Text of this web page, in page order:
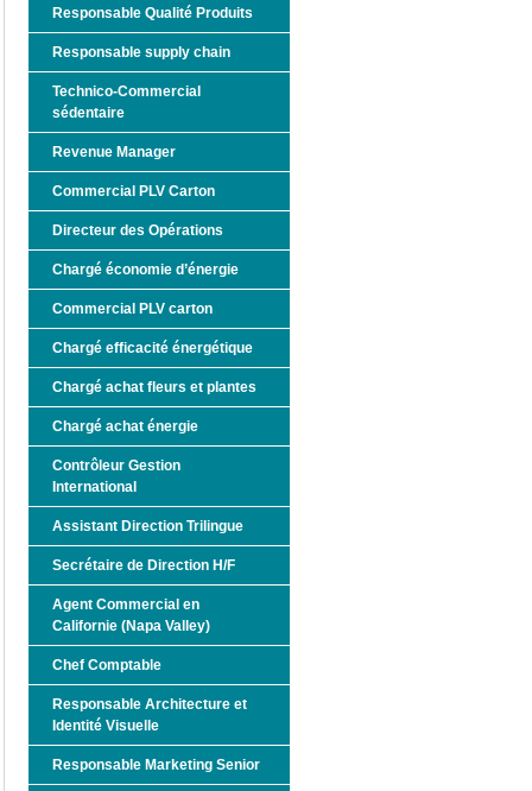
Responsable Qualité Produits
Responsable supply chain
Technico-Commercial
sédentaire
Revenue Manager
Commercial PLV Carton
Directeur des Opérations
Chargé économie d’énergie
Commercial PLV carton
Chargé efficacité énergétique
Chargé achat fleurs et plantes
Chargé achat énergie
Contrôleur Gestion
International
Assistant Direction Trilingue
Secrétaire de Direction H/F
Agent Commercial en
Californie (Napa Valley)
Chef Comptable
Responsable Architecture et
Identité Visuelle
Responsable Marketing Senior